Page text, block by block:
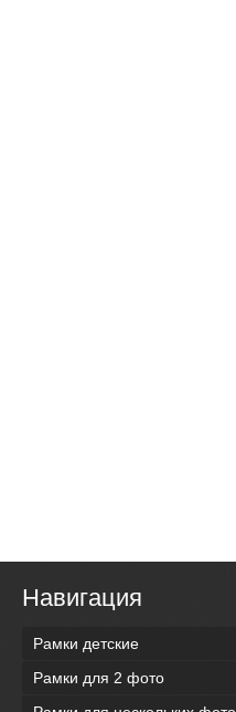
Навигация
Рамки детские
Рамки для 2 фото